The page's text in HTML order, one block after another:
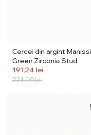
Cercei din argint Manissi
Green Zirconia Stud
224,99lei
191,24 lei